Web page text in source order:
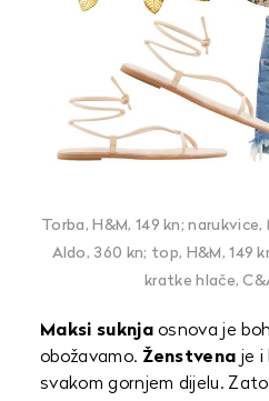
Torba, H&M, 149 kn;
Aldo, 360 kn; top, H&M, 149
kratke hlače,
Maksi suknjaosnova je
obožavamo. Ženstvena je i
svakom gornjem dijelu.